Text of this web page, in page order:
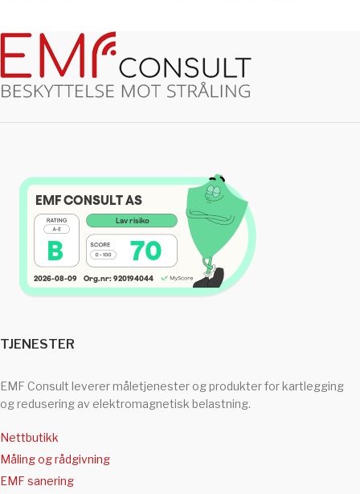
TJENESTER
EMF Consult leverer måletjenester og produkter for kartlegging
og redusering av elektromagnetisk belastning.
Nettbutikk
Måling og rådgivning
EMF sanering